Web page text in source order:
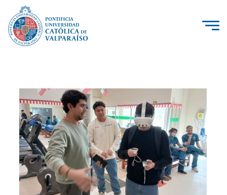
PUCV Internacional
Vinculación con el Medio
Admisión
Pregrado